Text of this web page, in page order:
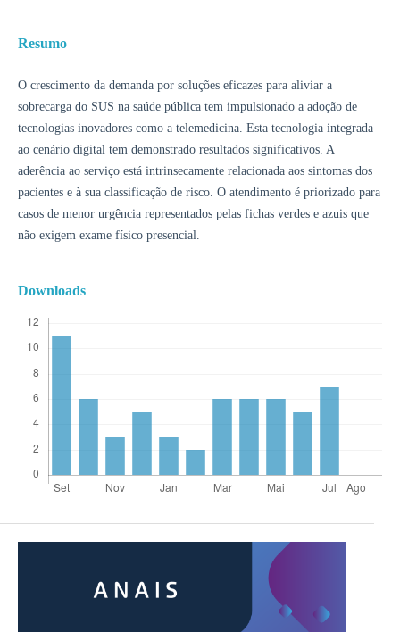
Resumo
O crescimento da demanda por soluções eficazes para aliviar a
sobrecarga do SUS na saúde pública tem impulsionado a adoção de
tecnologias inovadores como a telemedicina. Esta tecnologia integrada
ao cenário digital tem demonstrado resultados significativos. A
aderência ao serviço está intrinsecamente relacionada aos sintomas dos
pacientes e à sua classificação de risco. O atendimento é priorizado para
casos de menor urgência representados pelas fichas verdes e azuis que
não exigem exame físico presencial.
Downloads